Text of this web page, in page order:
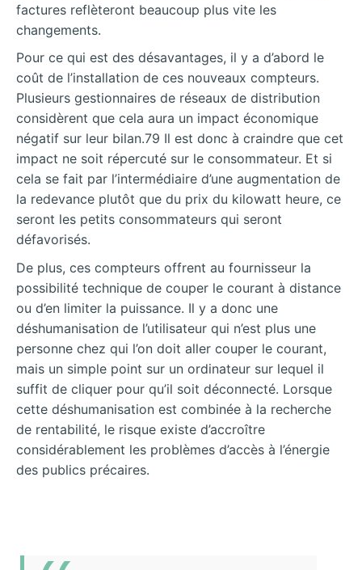
factures reflèteront beaucoup plus vite les
changements.
Pour ce qui est des désavantages, il y a d’abord le
coût de l’installation de ces nouveaux compteurs.
Plusieurs gestionnaires de réseaux de distribution
considèrent que cela aura un impact économique
négatif sur leur bilan.79 Il est donc à craindre que cet
impact ne soit répercuté sur le consommateur. Et si
cela se fait par l’intermédiaire d’une augmentation de
la redevance plutôt que du prix du kilowatt heure, ce
seront les petits consommateurs qui seront
défavorisés.
De plus, ces compteurs offrent au fournisseur la
possibilité technique de couper le courant à distance
ou d’en limiter la puissance. Il y a donc une
déshumanisation de l’utilisateur qui n’est plus une
personne chez qui l’on doit aller couper le courant,
mais un simple point sur un ordinateur sur lequel il
suffit de cliquer pour qu’il soit déconnecté. Lorsque
cette déshumanisation est combinée à la recherche
de rentabilité, le risque existe d’accroître
considérablement les problèmes d’accès à l’énergie
des publics précaires.